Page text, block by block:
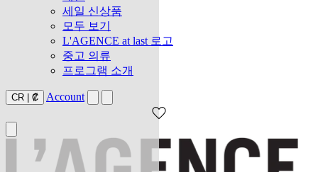
세일 신상품
모두 보기
L'AGENCE at last 로고
중고 의류
프로그램 소개
CR ₡ Account